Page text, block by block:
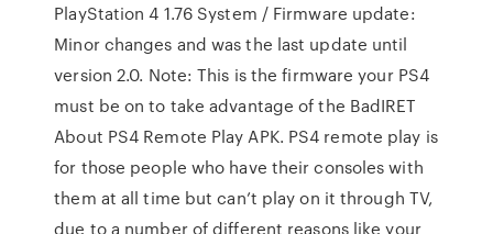
PlayStation 4 1.76 System / Firmware update:
Minor changes and was the last update until
version 2.0. Note: This is the firmware your PS4
must be on to take advantage of the BadIRET
About PS4 Remote Play APK. PS4 remote play is
for those people who have their consoles with
them at all time but can’t play on it through TV,
due to a number of different reasons like your